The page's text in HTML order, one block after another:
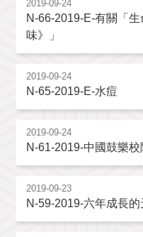
2019-09-24
N-66-2019-E-有關「
味》」
2019-09-24
N-65-2019-E-水痘
2019-09-24
N-61-2019-中國鼓樂
2019-09-23
N-59-2019-六年成長的